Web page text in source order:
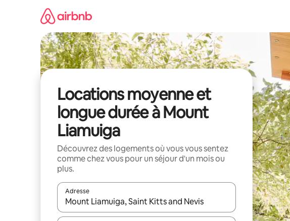
Locations moyenne et
longue durée à Mount
Liamuiga
Découvrez des logements où vous vous sentez
comme chez vous pour un séjour d'un mois ou
plus.
Adresse
Lorsque les résultats s'affichent, utilisez les flèches vers le haut et